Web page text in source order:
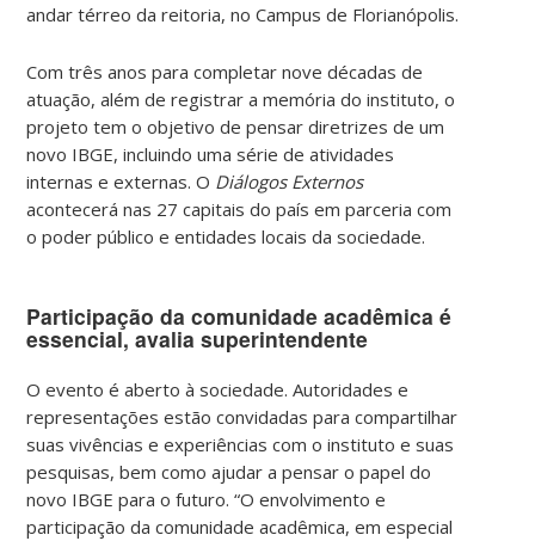
andar térreo da reitoria, no Campus de Florianópolis.
Com três anos para completar nove décadas de
atuação, além de registrar a memória do instituto, o
projeto tem o objetivo de pensar diretrizes de um
novo IBGE, incluindo uma série de atividades
internas e externas. O Diálogos Externos
acontecerá nas 27 capitais do país em parceria com
o poder público e entidades locais da sociedade.
Participação da comunidade acadêmica é
essencial, avalia superintendente
O evento é aberto à sociedade. Autoridades e
representações estão convidadas para compartilhar
suas vivências e experiências com o instituto e suas
pesquisas, bem como ajudar a pensar o papel do
novo IBGE para o futuro. “O envolvimento e
participação da comunidade acadêmica, em especial